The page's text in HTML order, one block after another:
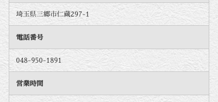
埼玉県三郷市仁蔵297-1
電話番号
048-950-1891
営業時間